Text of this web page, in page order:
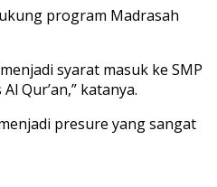
program Madrasah
syarat masuk ke SMP
Qur’an,” katanya.
presure yang sangat